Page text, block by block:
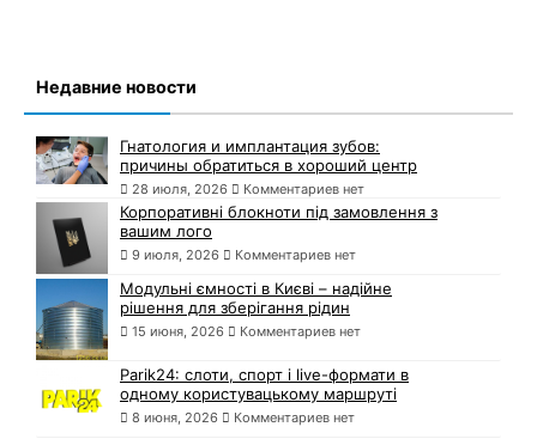
Недавние новости
Гнатология и имплантация зубов:
причины обратиться в хороший центр
28 июля, 2026 Комментариев нет
Корпоративні блокноти під замовлення з
вашим лого
9 июля, 2026 Комментариев нет
Модульні ємності в Києві – надійне
рішення для зберігання рідин
15 июня, 2026 Комментариев нет
Parik24: слоти, спорт і live-формати в
одному користувацькому маршруті
8 июня, 2026 Комментариев нет